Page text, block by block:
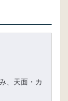
、天面・カ